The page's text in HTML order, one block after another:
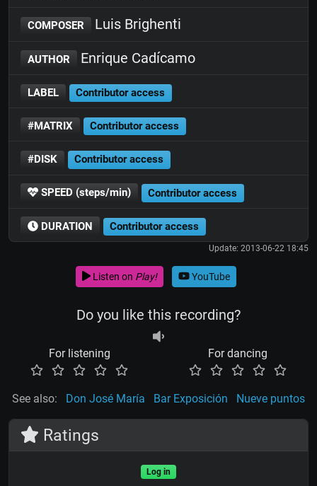
COMPOSER Luis Brighenti
AUTHOR Enrique Cadícamo
LABEL Contributor access
#MATRIX Contributor access
#DISK Contributor access
SPEED (steps/min) Contributor access
DURATION Contributor access
Update: 2013-06-22 18:45
Listen on Play! YouTube
Do you like this recording?
For listening For dancing
See also: Don José María Bar Exposición Nueve puntos
Ratings
Log in